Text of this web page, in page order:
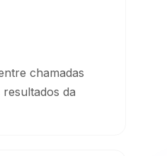
chamadas
da